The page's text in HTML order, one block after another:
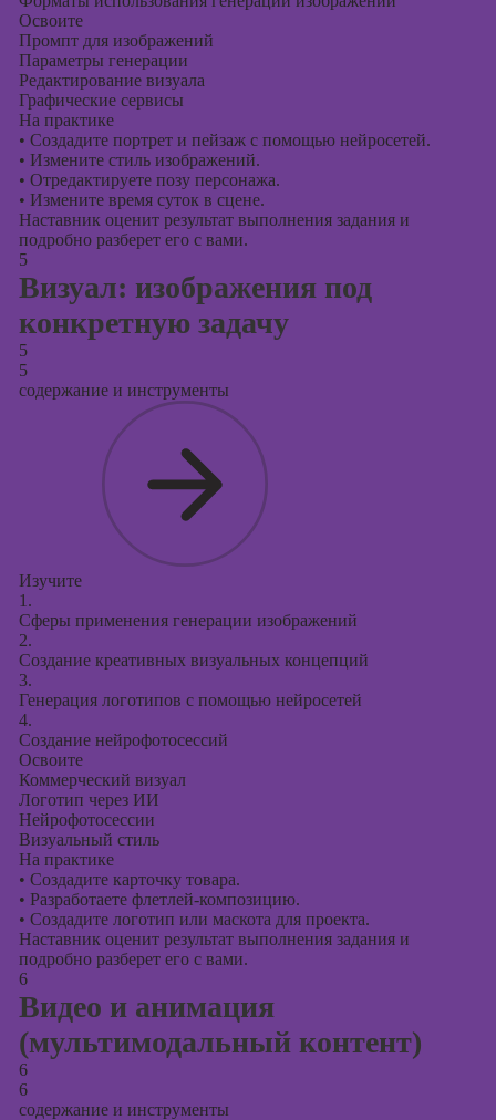
Освоите
Промпт для изображений
Параметры генерации
Редактирование визуала
Графические сервисы
На практике
• Создадите портрет и пейзаж с помощью нейросетей.
• Измените стиль изображений.
• Отредактируете позу персонажа.
• Измените время суток в сцене.
Наставник оценит результат выполнения задания и
подробно разберет его с вами.
5
Визуал: изображения под
конкретную задачу
5
5
содержание и инструменты
Изучите
1.
Сферы применения генерации изображений
2.
Создание креативных визуальных концепций
3.
Генерация логотипов с помощью нейросетей
4.
Создание нейрофотосессий
Освоите
Коммерческий визуал
Логотип через ИИ
Нейрофотосессии
Визуальный стиль
На практике
• Создадите карточку товара.
• Разработаете флетлей-композицию.
• Создадите логотип или маскота для проекта.
Наставник оценит результат выполнения задания и
подробно разберет его с вами.
6
Видео и анимация
(мультимодальный контент)
6
6
содержание и инструменты